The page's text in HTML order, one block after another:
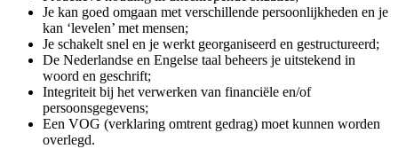
Je kan goed omgaan met verschillende persoonlijkheden en je
kan ‘levelen’ met mensen;
Je schakelt snel en je werkt georganiseerd en gestructureerd;
De Nederlandse en Engelse taal beheers je uitstekend in
woord en geschrift;
Integriteit bij het verwerken van financiële en/of
persoonsgegevens;
Een VOG (verklaring omtrent gedrag) moet kunnen worden
overlegd.